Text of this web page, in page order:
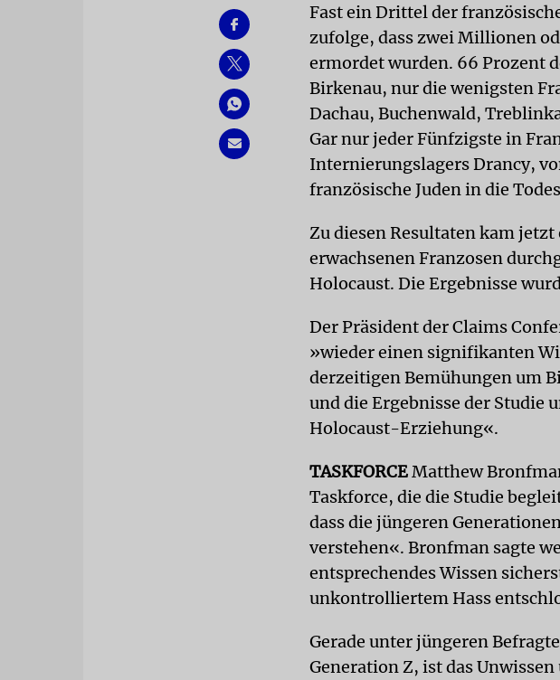
Fast ein Drittel der
zufolge, dass zwei Millionen
ermordet wurden. 66 Prozent
Birkenau, nur die wenigsten
Dachau, Buchenwald,
Gar nur jeder Fünfzigste in
Internierungslagers Drancy,
französische Juden in die
Zu diesen Resultaten kam
erwachsenen Franzosen
Holocaust. Die Ergebnisse
Der Präsident der Claims
»wieder einen signifikanten
derzeitigen Bemühungen um
und die Ergebnisse der
Holocaust-Erziehung«.
TASKFORCE Matthew
Taskforce, die die Studie
dass die jüngeren
verstehen«. Bronfman sagte
entsprechendes Wissen
unkontrolliertem Hass
Gerade unter jüngeren
Generation Z, ist das